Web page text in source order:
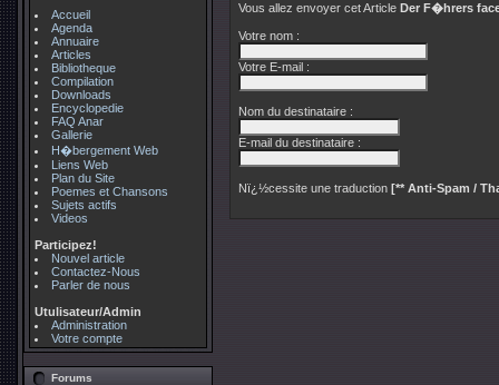
Accueil
Agenda
Annuaire
Articles
Bibliotheque
Compilation
Downloads
Encyclopedie
FAQ Anar
Gallerie
H�bergement Web
Liens Web
Plan du Site
Poemes et Chansons
Sujets actifs
Videos
Participez!
Nouvel article
Contactez-Nous
Parler de nous
Utulisateur/Admin
Administration
Votre compte
Forums
Vous allez envoyer cet Article Der F�hrers
Votre nom :
Votre E-mail :
Nom du destinataire :
E-mail du destinataire :
Nï¿½cessite une traduction [** Anti-Spam /